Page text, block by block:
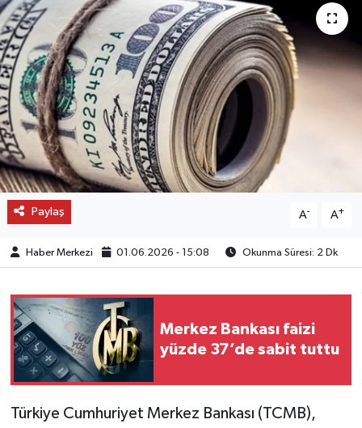
Paylaş A- A+
Haber Merkezi 01.06.2026 - 15:08 Okunma Süresi: 2 Dk
Merkez Bankası faizi
yüzde 37’de sabit tuttu
Türkiye Cumhuriyet Merkez Bankası (TCMB),
OTO DETAY
SAĞLIK
SON DAKİKA
SPOR
FİNANS